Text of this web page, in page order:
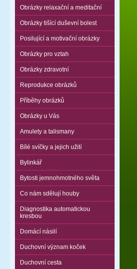
Obrázky relaxační a meditační
Obrázky tišící duševní bolest
Posilující a motivační obrázky
Obrázky pro vztah
Obrázky zdravotní
Reprodukce obrázků
Příběhy obrázků
Obrázky u Vás
Amulety a talismany
Bílé svíčky a jejich užití
Bylinkář
Bytosti jemnohmotného světa
Co nám sdělují houby
Diagnostika automatickou
kresbou
Domácí násilí
Duchovní význam koček
Duchovní cesta